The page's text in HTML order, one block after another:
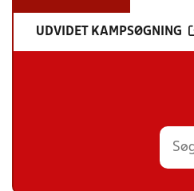
UDVIDET KAMPSØGNING